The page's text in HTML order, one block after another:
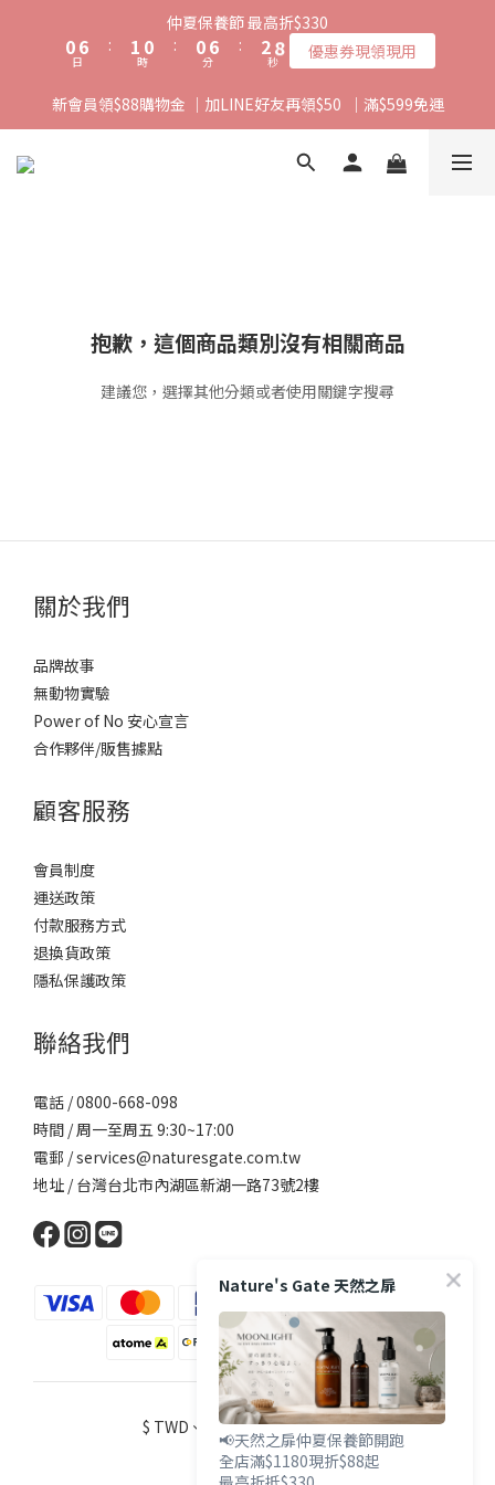
仲夏保養節 最高折$330
06
5
4
3
日
:
1
0
0
時
:
1
0
7
6
5
4
3
分
:
3
2
1
0
9
8
7
6
5
秒 優惠券現領現用
新會員領$88購物金 ｜加LINE好友再領$50  ｜滿$599免運
抱歉，這個商品類別沒有相關商品
建議您，選擇其他分類或者使用關鍵字搜尋
關於我們
品牌故事
無動物實驗
Power of No 安心宣言
合作夥伴/販售據點
顧客服務
會員制度
運送政策
付款服務方式
退換貨政策
隱私保護政策
聯絡我們
電話 / 0800-668-098
時間 / 周一至周五 9:30~17:00
電郵 / services@naturesgate.com.tw
地址 / 台灣台北市內湖區新湖一路73號2樓
$ TWD 繁體中文
Nature's Gate 天然之扉
📢天然之扉仲夏保養節開跑
全店滿$1180現折$88起